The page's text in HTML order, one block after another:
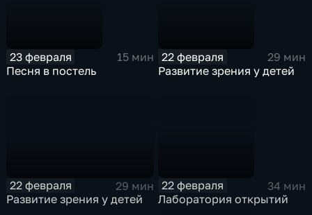
23 февраля
15 мин
Песня в постель
22 февраля
29 мин
Развитие зрения у детей
22 февраля
29 мин
Развитие зрения у детей
22 февраля
34 мин
Лаборатория открытий